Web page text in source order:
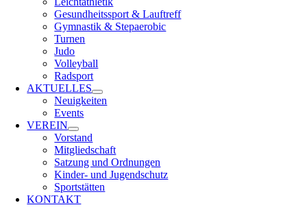
Gesundheitssport & Lauftreff
Gymnastik & Stepaerobic
Turnen
Judo
Volleyball
Radsport
AKTUELLES
Neuigkeiten
Events
VEREIN
Vorstand
Mitgliedschaft
Satzung und Ordnungen
Kinder- und Jugendschutz
Sportstätten
KONTAKT